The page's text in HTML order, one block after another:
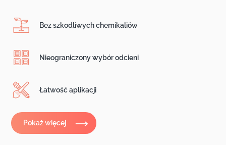
Bez szkodliwych chemikaliów
Nieograniczony wybór odcieni
Łatwość aplikacji
Pokaż więcej